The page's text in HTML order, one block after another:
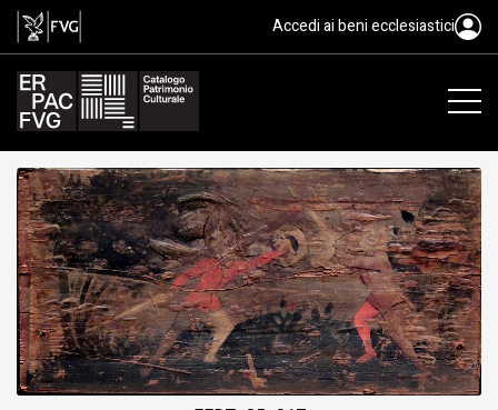
tavoletta da soffitto, Baietto
Accedi ai beni ecclesiastici